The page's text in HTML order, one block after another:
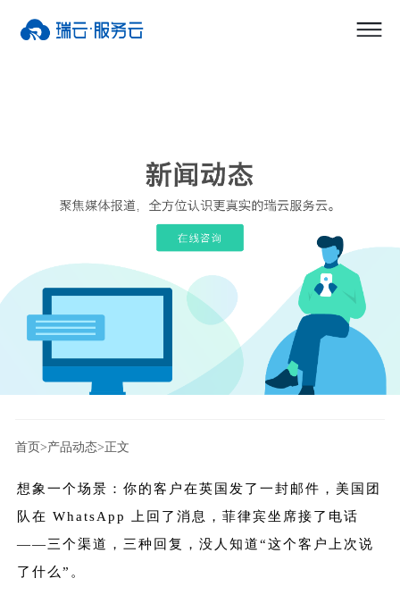
首页>产品动态>正文
想象一个场景：你的客户在英国发了一封邮件，美国团
队在 WhatsApp 上回了消息，菲律宾坐席接了电话
——三个渠道，三种回复，没人知道“这个客户上次说
了什么”。